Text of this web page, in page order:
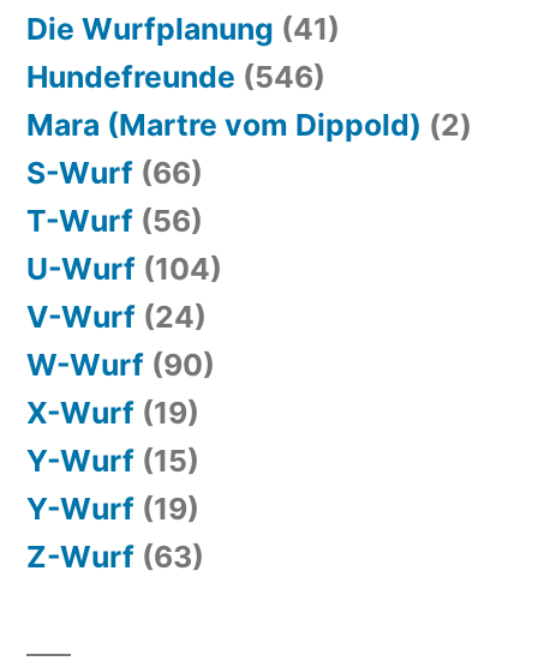
Die Wurfplanung (41)
Hundefreunde (546)
Mara (Martre vom Dippold) (2)
S-Wurf (66)
T-Wurf (56)
U-Wurf (104)
V-Wurf (24)
W-Wurf (90)
X-Wurf (19)
Y-Wurf (15)
Y-Wurf (19)
Z-Wurf (63)